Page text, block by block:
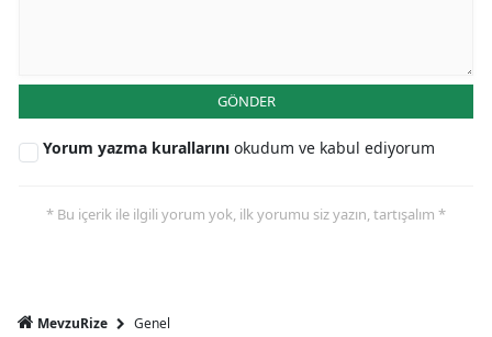
GÖNDER
Yorum yazma kurallarını okudum ve kabul ediyorum
* Bu içerik ile ilgili yorum yok, ilk yorumu siz yazın, tartışalım *
MevzuRize Genel